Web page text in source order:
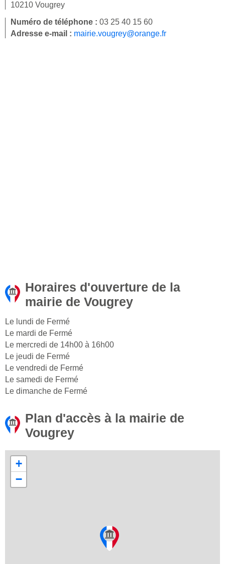
10210 Vougrey
Numéro de téléphone : 03 25 40 15 60
Adresse e-mail : mairie.vougrey@orange.fr
Horaires d'ouverture de la
mairie de Vougrey
Le lundi de Fermé
Le mardi de Fermé
Le mercredi de 14h00 à 16h00
Le jeudi de Fermé
Le vendredi de Fermé
Le samedi de Fermé
Le dimanche de Fermé
Plan d'accès à la mairie de
Vougrey
+
−